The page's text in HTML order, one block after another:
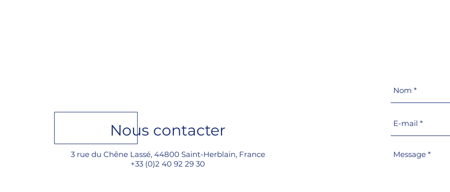
Nous contacter
3 rue du Chêne Lassé, 44800 Saint-Herblain, France
+33 (0)2 40 92 29 30